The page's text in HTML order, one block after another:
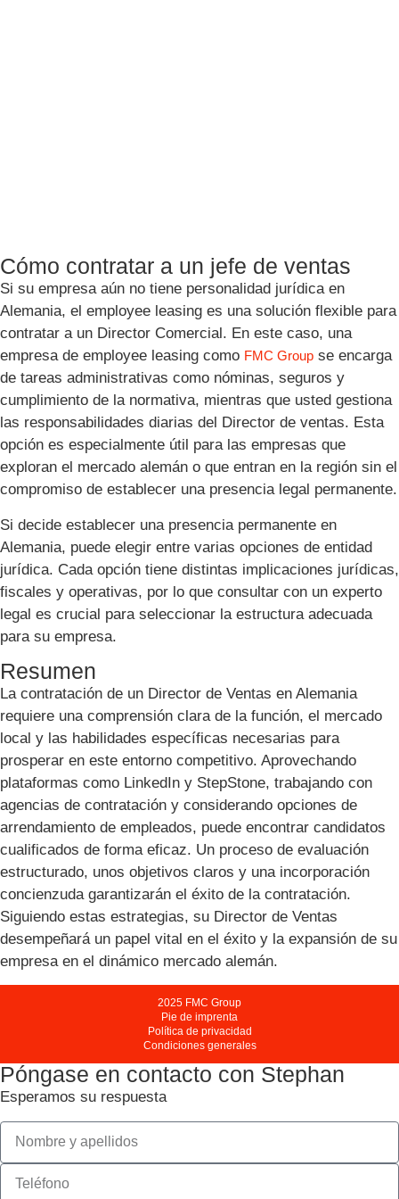
Cómo contratar a un jefe de ventas
Si su empresa aún no tiene personalidad jurídica en
Alemania, el employee leasing es una solución flexible para
contratar a un Director Comercial. En este caso, una
empresa de employee leasing como FMC Group se encarga
de tareas administrativas como nóminas, seguros y
cumplimiento de la normativa, mientras que usted gestiona
las responsabilidades diarias del Director de ventas. Esta
opción es especialmente útil para las empresas que
exploran el mercado alemán o que entran en la región sin el
compromiso de establecer una presencia legal permanente.
Si decide establecer una presencia permanente en
Alemania, puede elegir entre varias opciones de entidad
jurídica. Cada opción tiene distintas implicaciones jurídicas,
fiscales y operativas, por lo que consultar con un experto
legal es crucial para seleccionar la estructura adecuada
para su empresa.
Resumen
La contratación de un Director de Ventas en Alemania
requiere una comprensión clara de la función, el mercado
local y las habilidades específicas necesarias para
prosperar en este entorno competitivo. Aprovechando
plataformas como LinkedIn y StepStone, trabajando con
agencias de contratación y considerando opciones de
arrendamiento de empleados, puede encontrar candidatos
cualificados de forma eficaz. Un proceso de evaluación
estructurado, unos objetivos claros y una incorporación
concienzuda garantizarán el éxito de la contratación.
Siguiendo estas estrategias, su Director de Ventas
desempeñará un papel vital en el éxito y la expansión de su
empresa en el dinámico mercado alemán.
2025 FMC Group
Pie de imprenta
Política de privacidad
Condiciones generales
Póngase en contacto con Stephan
Esperamos su respuesta